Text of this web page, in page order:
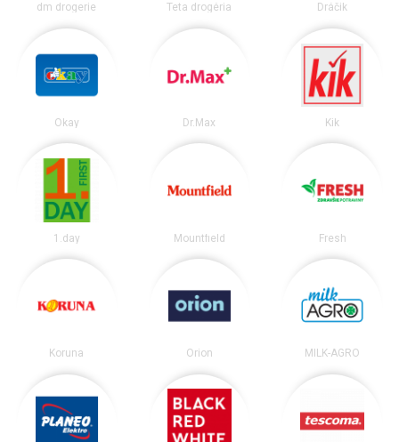
dm drogerie Teta drogéria Dráčik
Okay Dr.Max Kik
1.day Mountfield Fresh
Koruna Orion MILK-AGRO